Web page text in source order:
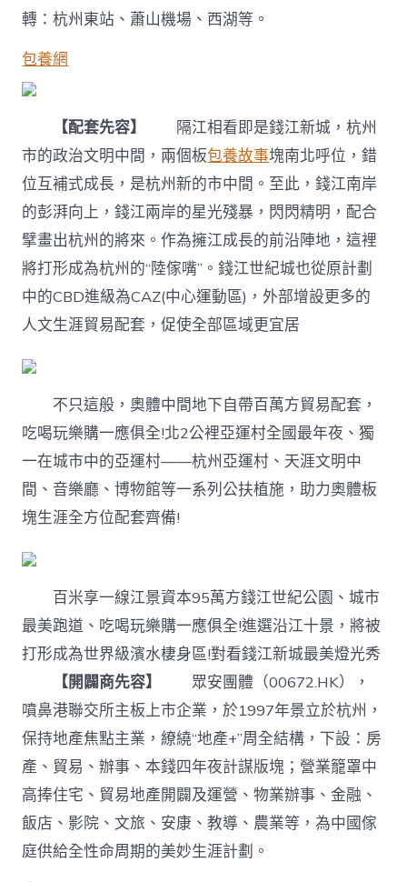
轉：杭州東站、蕭山機場、西湖等。
包養網
【配套先容】
隔江相看即是錢江新城，杭州
市的政治文明中間，兩個板包養故事塊南北呼位，錯
位互補式成長，是杭州新的市中間。至此，錢江南岸
的彭湃向上，錢江兩岸的星光殘暴，閃閃精明，配合
擘畫出杭州的將來。作為擁江成長的前沿陣地，這裡
將打形成為杭州的“陸傢嘴”。錢江世紀城也從原計劃
中的CBD進級為CAZ(中心運動區)，外部增設更多的
人文生涯貿易配套，促使全部區域更宜居
不只這般，奧體中間地下自帶百萬方貿易配套，
吃喝玩樂購一應俱全!北2公裡亞運村全國最年夜、獨
一在城市中的亞運村——杭州亞運村、天涯文明中
間、音樂廳、博物館等一系列公扶植施，助力奧體板
塊生涯全方位配套齊備!
百米享一線江景資本95萬方錢江世紀公園、城市
最美跑道、吃喝玩樂購一應俱全!進選沿江十景，將被
打形成為世界級濱水棲身區!對看錢江新城最美燈光秀
【開闢商先容】
眾安團體（00672.HK），
噴鼻港聯交所主板上市企業，於1997年景立於杭州，
保持地產焦點主業，繚繞“地產+”周全結構，下設：房
產、貿易、辦事、本錢四年夜計謀版塊；營業籠罩中
高捧住宅、貿易地產開闢及運營、物業辦事、金融、
飯店、影院、文旅、安康、教導、農業等，為中國傢
庭供給全性命周期的美妙生涯計劃。